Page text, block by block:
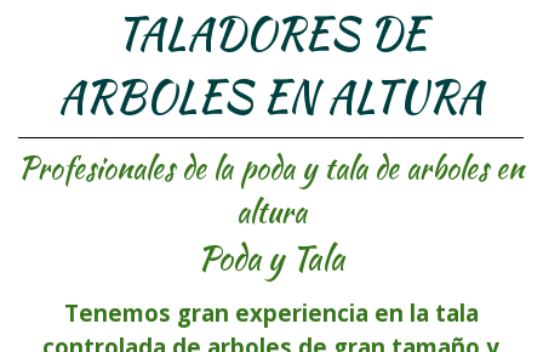
TALADORES DE
ARBOLES EN ALTURA
Profesionales de la poda y tala de arboles en
altura
Poda y Tala
Tenemos gran experiencia en la tala